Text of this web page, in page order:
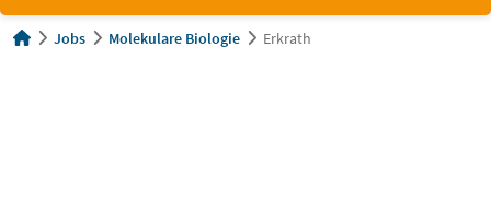
Jobs Molekulare Biologie Erkrath